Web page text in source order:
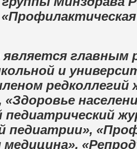
является главным
и
редколлегий
«Здоровье
педиатрический
педиатрии»,
медицина»,